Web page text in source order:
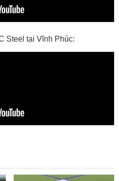
Steel tại Vĩnh Phúc: